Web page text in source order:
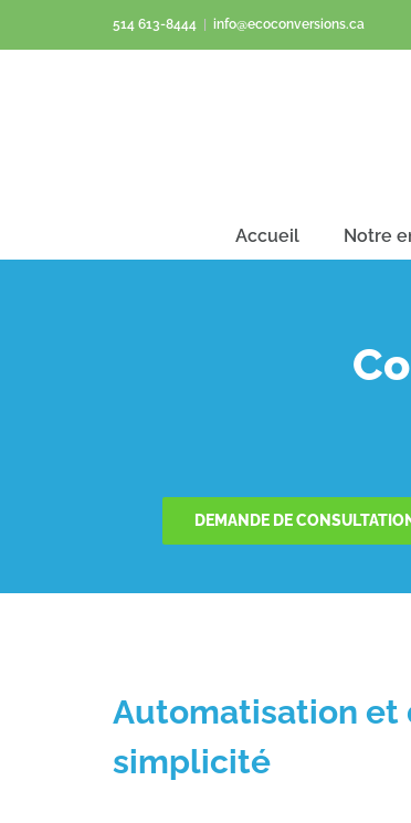
au
514 613-8444 info@ecoconversions.ca
Accueil Notre
DEMANDE DE
Automatisation et
simplicité